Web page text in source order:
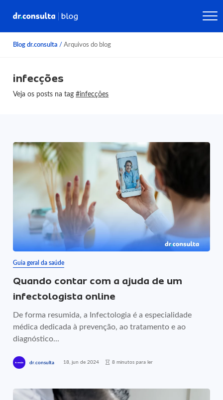
Blog dr.consulta / Arquivos do blog
infecções
Veja os posts na tag#infecções
Guia geral da saúde
Quando contar com a ajuda de um
infectologista online
De forma resumida, a Infectologia é a especialidade
médica dedicada à prevenção, ao tratamento e ao
diagnóstico...
dr.consulta 18, jun de 2024 8 minutos para ler